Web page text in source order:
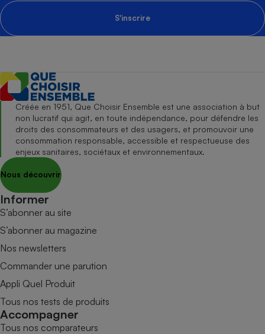
S'inscrire
Créée en 1951, Que Choisir Ensemble est une association à but
non lucratif qui agit, en toute indépendance, pour défendre les
droits des consommateurs et des usagers, et promouvoir une
consommation responsable, accessible et respectueuse des
enjeux sanitaires, sociétaux et environnementaux.
Nous découvrir
Informer
S’abonner au site
S’abonner au magazine
Nos newsletters
Commander une parution
Appli Quel Produit
Tous nos tests de produits
Accompagner
Tous nos comparateurs